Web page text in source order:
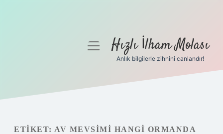
Gizlilik Politikası
menüyüHızlı İlham Molası
Anlık bilgilerle zihnini canlandır!
ETIKET: AV MEVSIMI HANGI ORMANDA